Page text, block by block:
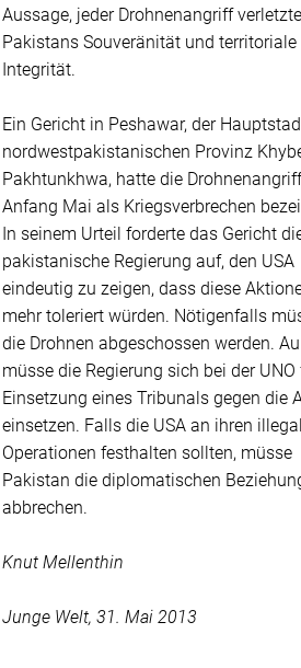
Aussage, jeder Drohnenangriff verletzte
Pakistans Souveränität und territoriale
Integrität.
Ein Gericht in Peshawar, der
nordwestpakistanischen Provinz
Pakhtunkhwa, hatte die
Anfang Mai als Kriegsverbrechen
In seinem Urteil forderte das Gericht
pakistanische Regierung auf, den USA
eindeutig zu zeigen, dass diese
mehr toleriert würden. Nötigenfalls
die Drohnen abgeschossen werden.
müsse die Regierung sich bei der
Einsetzung eines Tribunals gegen die
einsetzen. Falls die USA an ihren
Operationen festhalten sollten, müsse
Pakistan die diplomatischen
abbrechen.
Knut Mellenthin
Junge Welt, 31. Mai 2013